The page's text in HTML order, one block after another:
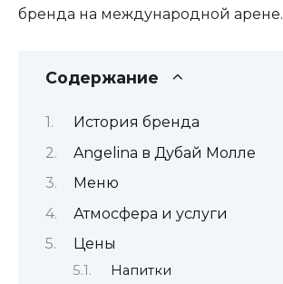
бренда на международной арене.
Содержание
История бренда
Angelina в Дубай Молле
Меню
Атмосфера и услуги
Цены
Напитки